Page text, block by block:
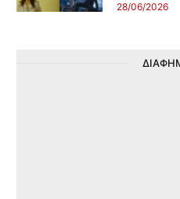
28/06/2026